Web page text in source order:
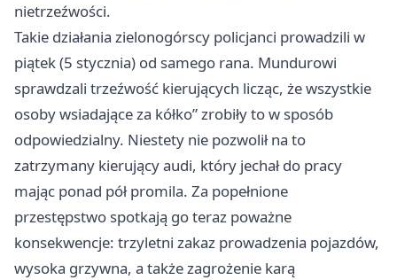
nietrzeźwości.
Takie działania zielonogórscy policjanci prowadzili w
piątek (5 stycznia) od samego rana. Mundurowi
sprawdzali trzeźwość kierujących licząc, że wszystkie
osoby wsiadające za kółko” zrobiły to w sposób
odpowiedzialny. Niestety nie pozwolił na to
zatrzymany kierujący audi, który jechał do pracy
mając ponad pół promila. Za popełnione
przestępstwo spotkają go teraz poważne
konsekwencje: trzyletni zakaz prowadzenia pojazdów,
wysoka grzywna, a także zagrożenie karą